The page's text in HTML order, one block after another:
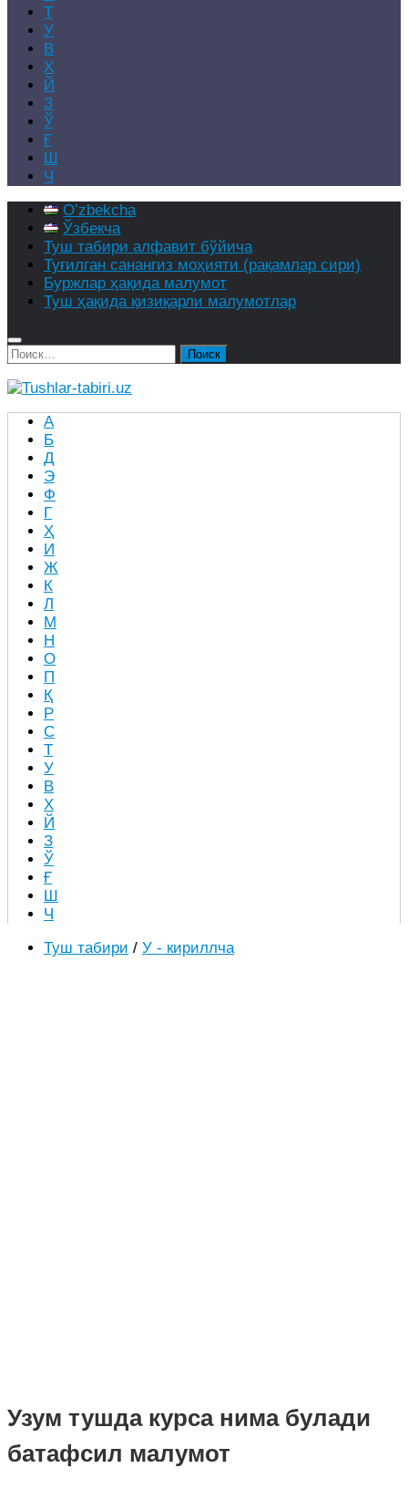
Т
У
В
Х
Й
З
Ў
Ғ
Ш
Ч
Oʻzbekcha
Ўзбекча
Туш табири алфавит бўйича
Туғилган санангиз моҳияти (рақамлар сири)
Буржлар ҳақида малумот
Туш ҳақида қизиқарли малумотлар
Найти:
А
Б
Д
Э
Ф
Г
Ҳ
И
Ж
К
Л
М
Н
О
П
Қ
Р
С
Т
У
В
Х
Й
З
Ў
Ғ
Ш
Ч
Туш табири / У - кириллча
Узум тушда курса нима булади
батафсил малумот